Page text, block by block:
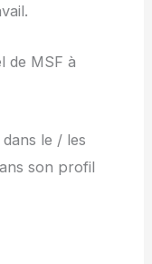
de MSF à
le / les
son profil